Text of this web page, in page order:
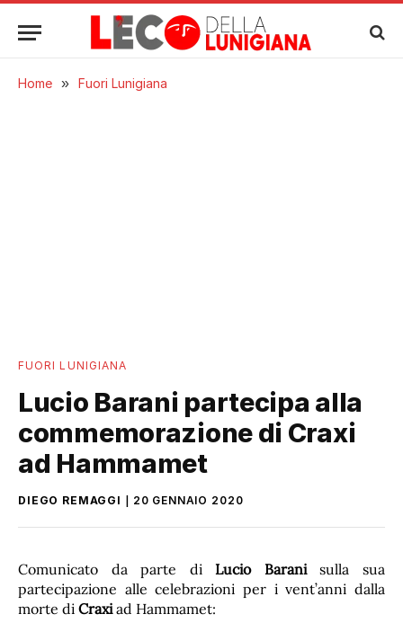
Home » Fuori Lunigiana
FUORI LUNIGIANA
Lucio Barani partecipa alla
commemorazione di Craxi
ad Hammamet
DIEGO REMAGGI 20 GENNAIO 2020
Comunicato da parte diLucio Baranisulla sua
partecipazione alle celebrazioni per i vent’anni dalla
morte di Craxiad Hammamet: